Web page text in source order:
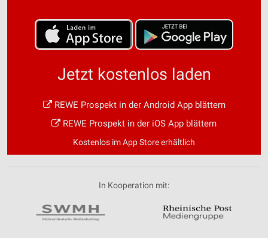
Jetzt kostenlos laden
REWE Prospekt in der Android App blättern
REWE Prospekt in der iOS App blättern
Kostenlos im App Store erhältlich
In Kooperation mit: